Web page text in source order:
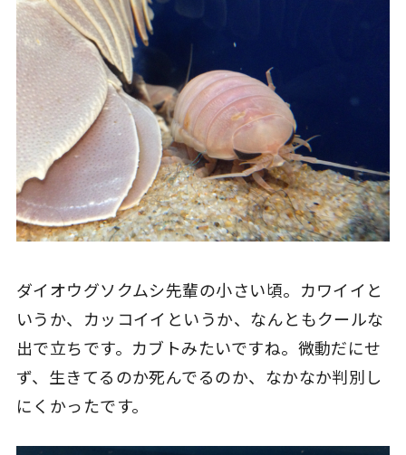
ダイオウグソクムシ先輩の小さい頃。カワイイと
いうか、カッコイイというか、なんともクールな
出で立ちです。カブトみたいですね。微動だにせ
ず、生きてるのか死んでるのか、なかなか判別し
にくかったです。